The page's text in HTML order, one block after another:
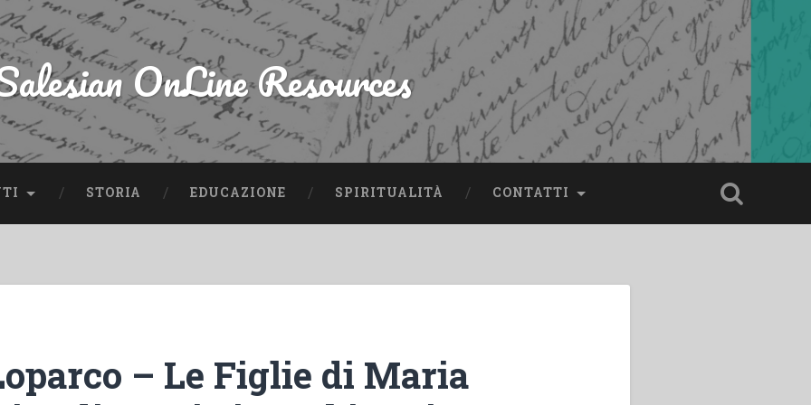
OnLine Resources
STORIA EDUCAZIONE SPIRITUALITÀ CONTATTI
– Le Figlie di Maria